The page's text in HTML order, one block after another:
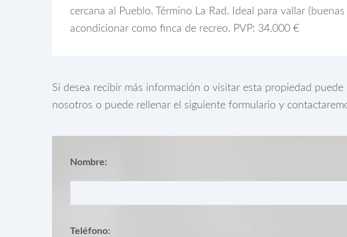
cercana al Pueblo. Término La Rad. Ideal para vallar
acondicionar como finca de recreo. PVP: 34.000 €
Si desea recibir más información o visitar esta propiedad
nosotros o puede rellenar el siguiente formulario y
Nombre:
Teléfono: